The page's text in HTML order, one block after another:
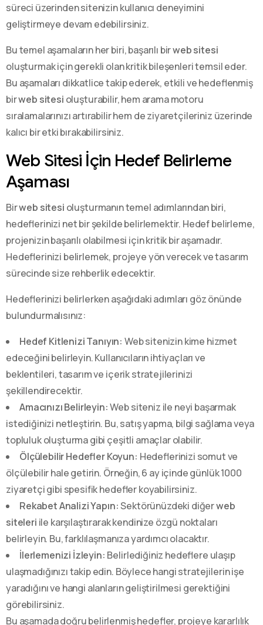
süreci üzerinden sitenizin kullanıcı deneyimini
geliştirmeye devam edebilirsiniz.
Bu temel aşamaların her biri, başarılı birweb sitesi
oluşturmak için gerekli olan kritik bileşenleri temsil eder.
Bu aşamaları dikkatlice takip ederek, etkili ve hedeflenmiş
birweb sitesi oluşturabilir, hem arama motoru
sıralamalarınızı artırabilir hem de ziyaretçileriniz üzerinde
kalıcı bir etki bırakabilirsiniz.
Web Sitesi İçin Hedef Belirleme
Aşaması
Birweb sitesi oluşturmanın temel adımlarından biri,
hedeflerinizi net bir şekilde belirlemektir. Hedef belirleme,
projenizin başarılı olabilmesi için kritik bir aşamadır.
Hedeflerinizi belirlemek, projeye yön verecek ve tasarım
sürecinde size rehberlik edecektir.
Hedeflerinizi belirlerken aşağıdaki adımları göz önünde
bulundurmalısınız:
Hedef Kitlenizi Tanıyın: Web sitenizin kime hizmet
edeceğini belirleyin. Kullanıcıların ihtiyaçları ve
beklentileri, tasarım ve içerik stratejilerinizi
şekillendirecektir.
Amacınızı Belirleyin:Web siteniz ile neyi başarmak
istediğinizi netleştirin. Bu, satış yapma, bilgi sağlama veya
topluluk oluşturma gibi çeşitli amaçlar olabilir.
Ölçülebilir Hedefler Koyun: Hedeflerinizi somut ve
ölçülebilir hale getirin. Örneğin, 6 ay içinde günlük 1000
ziyaretçi gibi spesifik hedefler koyabilirsiniz.
Rekabet Analizi Yapın:Sektörünüzdeki diğerweb
siteleri ile karşılaştırarak kendinize özgü noktaları
belirleyin. Bu, farklılaşmanıza yardımcı olacaktır.
İlerlemenizi İzleyin: Belirlediğiniz hedeflere ulaşıp
ulaşmadığınızı takip edin. Böylece hangi stratejilerin işe
yaradığını ve hangi alanların geliştirilmesi gerektiğini
görebilirsiniz.
Bu aşamada doğru belirlenmiş hedefler, projeye kararlılık